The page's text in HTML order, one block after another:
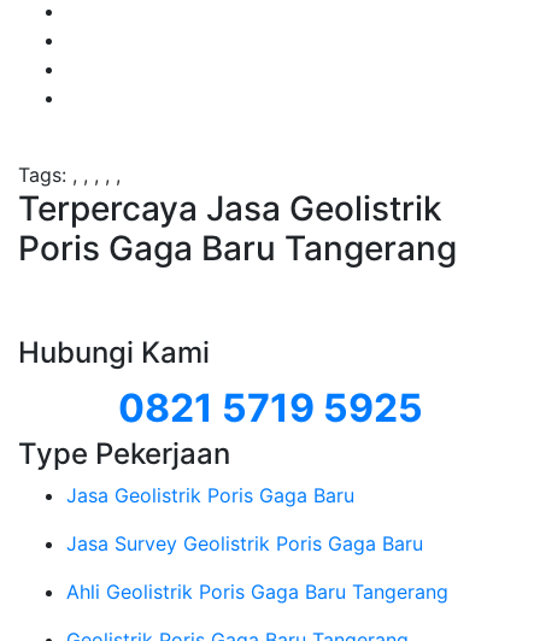
Tags: , , , , ,
Terpercaya Jasa Geolistrik
Poris Gaga Baru Tangerang
Hubungi Kami
0821 5719 5925
Type Pekerjaan
Jasa Geolistrik Poris Gaga Baru
Jasa Survey Geolistrik Poris Gaga Baru
Ahli Geolistrik Poris Gaga Baru Tangerang